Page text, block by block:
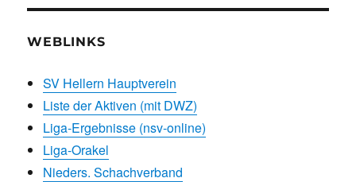
WEBLINKS
SV Hellern Hauptverein
Liste der Aktiven (mit DWZ)
Liga-Ergebnisse (nsv-online)
Liga-Orakel
Nieders. Schachverband